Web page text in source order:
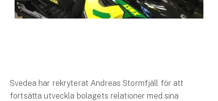
Hundförsäkring
Hem & hus
Svedea har rekryterat Andreas Stormfjäll för att
fortsätta utveckla bolagets relationer med sina